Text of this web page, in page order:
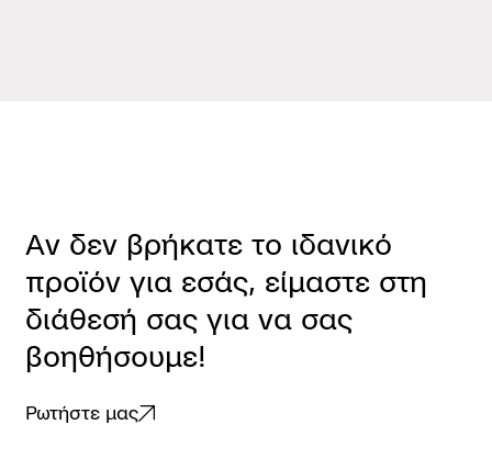
Αν δεν βρήκατε το ιδανικό
προϊόν για εσάς, είμαστε στη
διάθεσή σας για να σας
βοηθήσουμε!
Ρωτήστε μας